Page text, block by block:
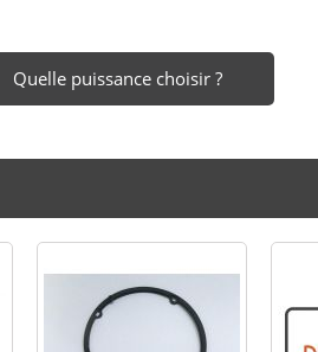
Quelle puissance choisir ?